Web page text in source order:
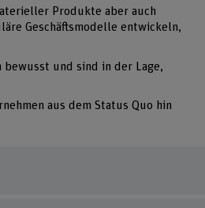
Produkte aber auch
Geschäftsmodelle entwickeln,
und sind in der Lage,
aus dem Status Quo hin